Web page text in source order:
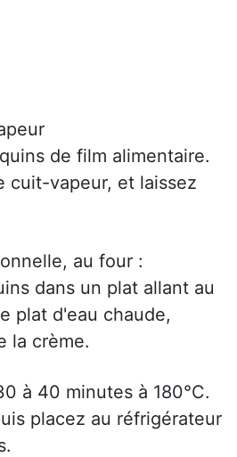
de film alimentaire.
cuit-vapeur, et laissez
au four :
dans un plat allant au
plat d'eau chaude,
la crème.
à 40 minutes à 180°C.
placez au réfrigérateur